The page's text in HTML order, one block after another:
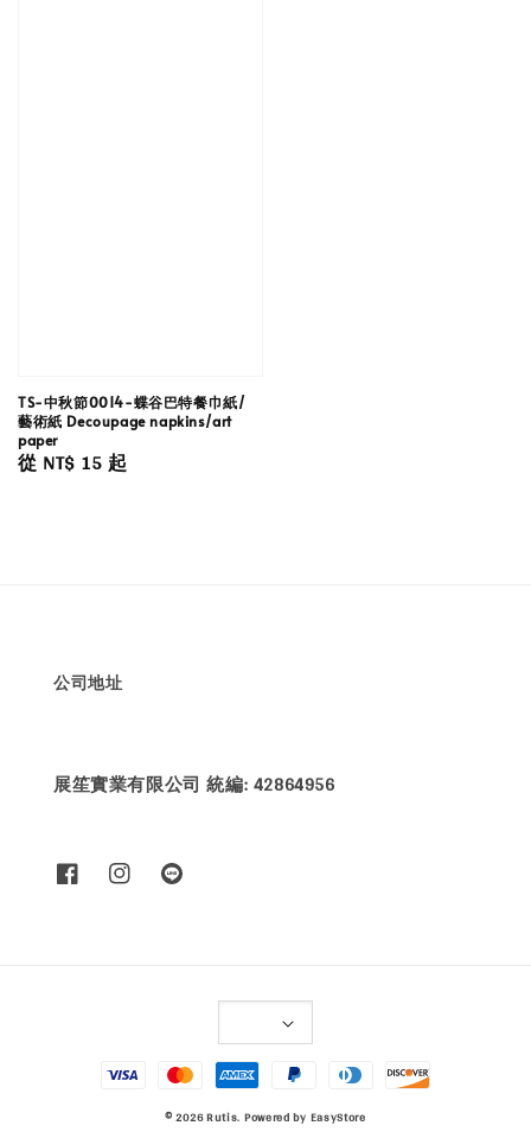
TS-中秋節0014-蝶谷巴特餐巾紙/
藝術紙 Decoupage napkins/art
paper
Regular
從 NT$ 15起
公司地址
展笙實業有限公司 統編: 42864956
© 2026 Rutis. Powered by EasyStore